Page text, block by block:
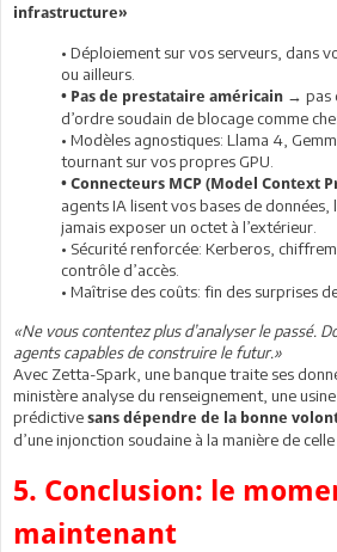
infrastructure»
• Déploiement sur vos serveurs, dans
ou ailleurs.
• Pas de prestataire américain → pas
d’ordre soudain de blocage comme
• Modèles agnostiques: Llama 4,
tournant sur vos propres GPU.
• Connecteurs MCP (Model Context
agents IA lisent vos bases de données,
jamais exposer un octet à l’extérieur.
• Sécurité renforcée: Kerberos,
contrôle d’accès.
• Maîtrise des coûts: fin des surprises
«Ne vous contentez plus d’analyser le passé.
agents capables de construire le futur.»
Avec Zetta-Spark, une banque traite ses
ministère analyse du renseignement, une
prédictive sans dépendre de la bonne
d’une injonction soudaine à la manière de
5. Conclusion: le
maintenant